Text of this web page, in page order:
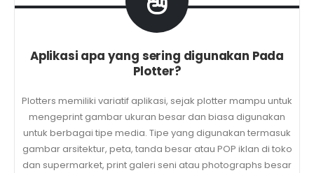
Aplikasi apa yang sering digunakan Pada
Plotter?
Plotters memiliki variatif aplikasi, sejak plotter mampu untuk
mengeprint gambar ukuran besar dan biasa digunakan
untuk berbagai tipe media. Tipe yang digunakan termasuk
gambar arsitektur, peta, tanda besar atau POP iklan di toko
dan supermarket, print galeri seni atau photographs besar